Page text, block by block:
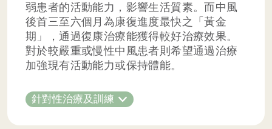
弱患者的活動能力，影響生活質素。而中風
後首三至六個月為康復進度最快之「黃金
期」，通過復康治療能獲得較好治療效果。
對於較嚴重或慢性中風患者則希望通過治療
加強現有活動能力或保持體能。
針對性治療及訓練